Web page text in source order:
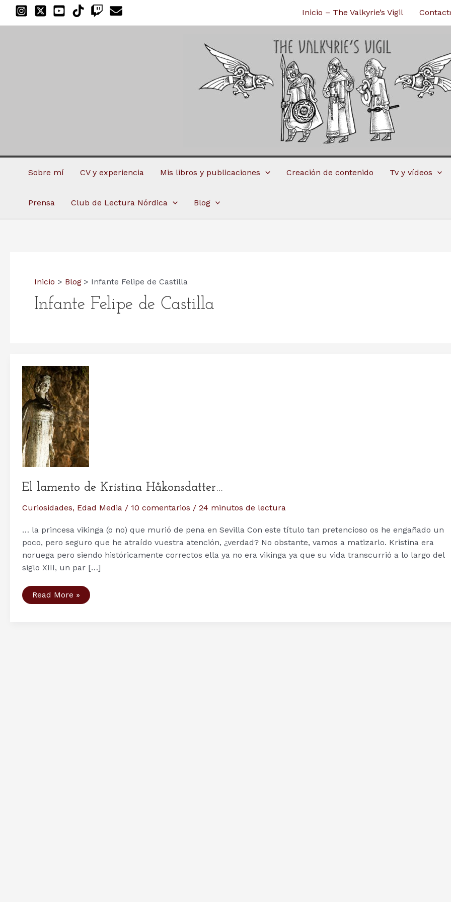
Inicio – The Valkyrie’s Vigil
Sobre mí CV y experiencia Mis libros y publicaciones Creación de contenido Tv y vídeos
Prensa Club de Lectura Nórdica Blog
Inicio Blog Infante Felipe de Castilla
Infante Felipe de Castilla
El lamento de Kristina Håkonsdatter…
Curiosidades, Edad Media / 10 comentarios / 24 minutos de lectura
… la princesa vikinga (o no) que murió de pena en Sevilla Con este título tan pretencioso os he engañado un
poco, pero seguro que he atraído vuestra atención, ¿verdad? No obstante, vamos a matizarlo. Kristina era
noruega pero siendo históricamente correctos ella ya no era vikinga ya que su vida transcurrió a lo largo del
siglo XIII, un par […]
El
lamento
Read More »